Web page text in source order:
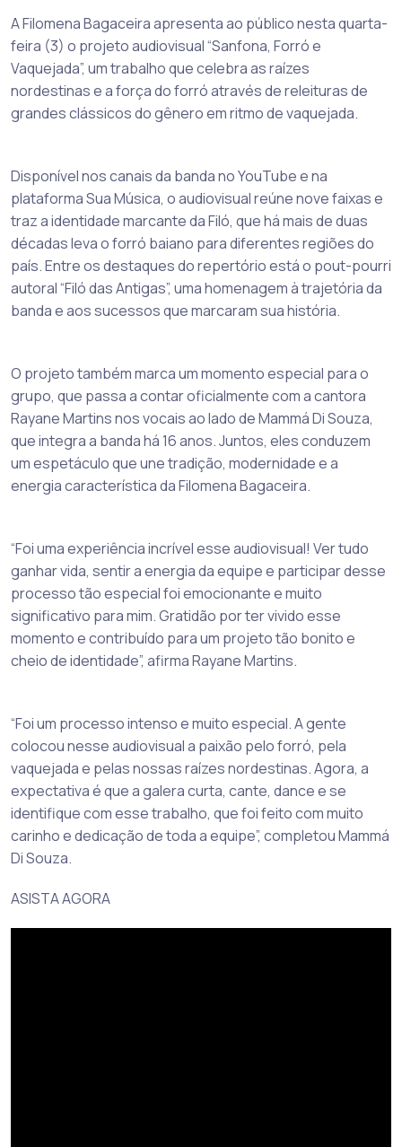
A Filomena Bagaceira apresenta ao público nesta quarta-
feira (3) o projeto audiovisual “Sanfona, Forró e
Vaquejada”, um trabalho que celebra as raízes
nordestinas e a força do forró através de releituras de
grandes clássicos do gênero em ritmo de vaquejada.
Disponível nos canais da banda no YouTube e na
plataforma Sua Música, o audiovisual reúne nove faixas e
traz a identidade marcante da Filó, que há mais de duas
décadas leva o forró baiano para diferentes regiões do
país. Entre os destaques do repertório está o pout-pourri
autoral “Filó das Antigas”, uma homenagem à trajetória da
banda e aos sucessos que marcaram sua história.
O projeto também marca um momento especial para o
grupo, que passa a contar oficialmente com a cantora
Rayane Martins nos vocais ao lado de Mammá Di Souza,
que integra a banda há 16 anos. Juntos, eles conduzem
um espetáculo que une tradição, modernidade e a
energia característica da Filomena Bagaceira.
“Foi uma experiência incrível esse audiovisual! Ver tudo
ganhar vida, sentir a energia da equipe e participar desse
processo tão especial foi emocionante e muito
significativo para mim. Gratidão por ter vivido esse
momento e contribuído para um projeto tão bonito e
cheio de identidade”, afirma Rayane Martins.
“Foi um processo intenso e muito especial. A gente
colocou nesse audiovisual a paixão pelo forró, pela
vaquejada e pelas nossas raízes nordestinas. Agora, a
expectativa é que a galera curta, cante, dance e se
identifique com esse trabalho, que foi feito com muito
carinho e dedicação de toda a equipe”, completou Mammá
Di Souza.
ASISTA AGORA